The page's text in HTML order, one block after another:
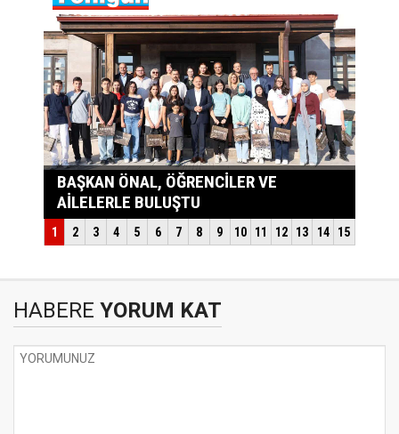
HABERE YORUM KAT